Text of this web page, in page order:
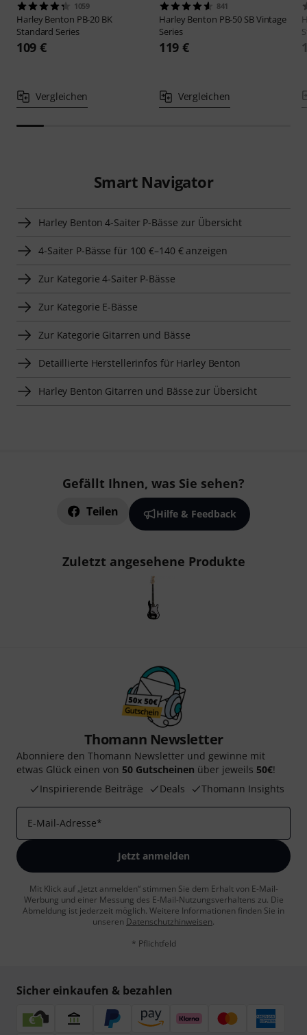
1059
Harley Benton PB-20 BK
Standard Series
109 €
Vergleichen
841
Harley Benton PB-50 SB Vintage
Series
119 €
Vergleichen
Smart Navigator
Harley Benton 4-Saiter P-Bässe zur Übersicht
4-Saiter P-Bässe für 100 €–140 € anzeigen
Zur Kategorie 4-Saiter P-Bässe
Zur Kategorie E-Bässe
Zur Kategorie Gitarren und Bässe
Detaillierte Herstellerinfos für Harley Benton
Harley Benton Gitarren und Bässe zur Übersicht
Gefällt Ihnen, was Sie sehen?
Teilen Hilfe & Feedback
Zuletzt angesehene Produkte
Thomann Newsletter
Abonniere den Thomann Newsletter und gewinne mit
etwas Glück einen von 50 Gutscheinen über jeweils 50€!
Inspirierende Beiträge
Deals Thomann Insights
E-Mail-Adresse*
Jetzt anmelden
Mit Klick auf „Jetzt anmelden“ stimmen Sie dem Erhalt von E-Mail-
Werbung und einer Messung des E-Mail-Nutzungsverhaltens zu. Die
Abmeldung ist jederzeit möglich. Weitere Informationen finden Sie in
unseren Datenschutzhinweisen.
* Pflichtfeld
Sicher einkaufen & bezahlen